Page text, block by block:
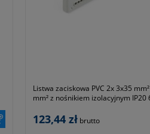
Listwa zaciskowa PVC 2x 3x35
mm² z nośnikiem izolacyjnym IP20
123,44 zł brutto